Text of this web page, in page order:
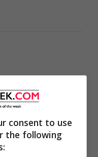
consent to use
the following